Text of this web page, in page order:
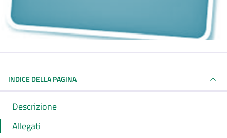
INDICE DELLA PAGINA
Descrizione
Allegati